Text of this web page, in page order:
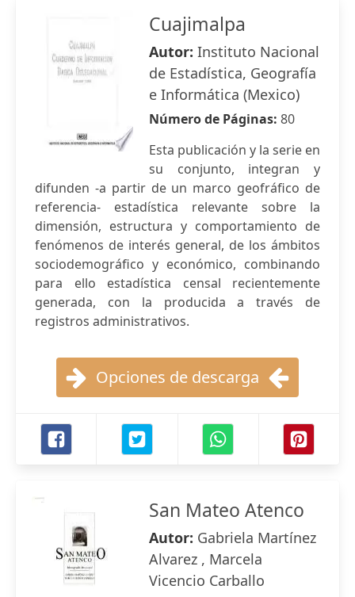
Cuajimalpa
Autor: Instituto Nacional
de Estadística, Geografía
e Informática (Mexico)
Número de Páginas: 80
Esta publicación y la serie en
su conjunto, integran y
difunden -a partir de un marco geofráfico de
referencia- estadística relevante sobre la
dimensión, estructura y comportamiento de
fenómenos de interés general, de los ámbitos
sociodemográfico y económico, combinando
para ello estadística censal recientemente
generada, con la producida a través de
registros administrativos.
Opciones de descarga
San Mateo Atenco
Autor: Gabriela Martínez
Alvarez , Marcela
Vicencio Carballo